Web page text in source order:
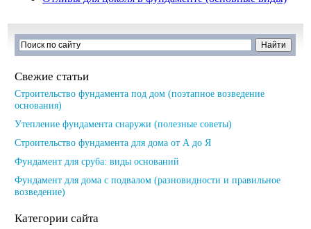
Свежие статьи
Строительство фундамента под дом (поэтапное возведение
основания)
Утепление фундамента снаружи (полезные советы)
Строительство фундамента для дома от А до Я
Фундамент для сруба: виды оснований
Фундамент для дома с подвалом (разновидности и правильное
возведение)
Категории сайта